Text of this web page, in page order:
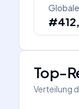
Top-
Verteilung